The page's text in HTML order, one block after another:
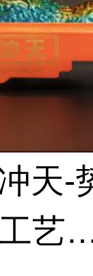
天-
工艺